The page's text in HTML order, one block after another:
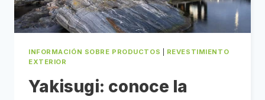
INFORMACIÓN SOBRE PRODUCTOS
REVESTIMIENTO
EXTERIOR
Yakisugi: conoce la